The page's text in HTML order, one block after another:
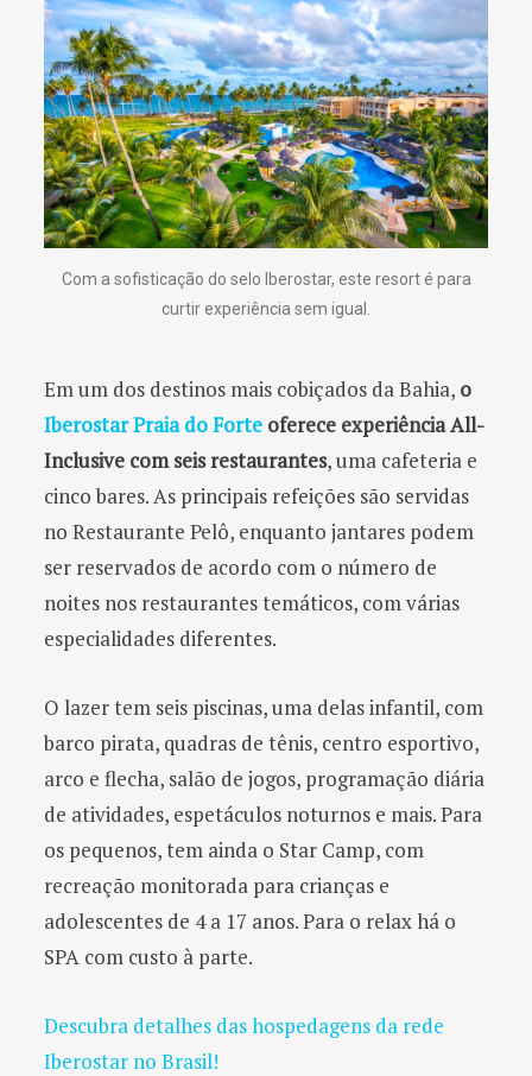
Com a sofisticação do selo Iberostar, este resort é para
curtir experiência sem igual.
Em um dos destinos mais cobiçados da Bahia, o
Iberostar Praia do Forte oferece experiência All-
Inclusive com seis restaurantes, uma cafeteria e
cinco bares. As principais refeições são servidas
no Restaurante Pelô, enquanto jantares podem
ser reservados de acordo com o número de
noites nos restaurantes temáticos, com várias
especialidades diferentes.
O lazer tem seis piscinas, uma delas infantil, com
barco pirata, quadras de tênis, centro esportivo,
arco e flecha, salão de jogos, programação diária
de atividades, espetáculos noturnos e mais. Para
os pequenos, tem ainda o Star Camp, com
recreação monitorada para crianças e
adolescentes de 4 a 17 anos. Para o relax há o
SPA com custo à parte.
Descubra detalhes das hospedagens da rede
Iberostar no Brasil!